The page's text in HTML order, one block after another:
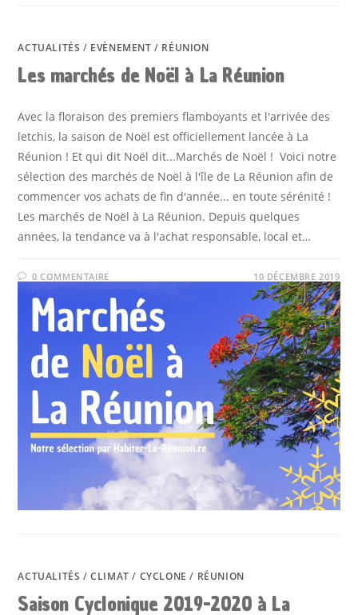
ACTUALITÉS / EVÈNEMENT / RÉUNION
Les marchés de Noël à La Réunion
Avec la floraison des premiers flamboyants et l'arrivée des
letchis, la saison de Noël est officiellement lancée à La
Réunion ! Et qui dit Noël dit...Marchés de Noël ! Voici notre
sélection des marchés de Noël à l'île de La Réunion afin de
commencer vos achats de fin d'année... en toute sérénité !
Les marchés de Noël à La Réunion. Depuis quelques
années, la tendance va à l'achat responsable, local et…
0 COMMENTAIRE 10 DÉCEMBRE 2019
ACTUALITÉS /CLIMAT / CYCLONE / RÉUNION
Saison Cyclonique 2019-2020 à La